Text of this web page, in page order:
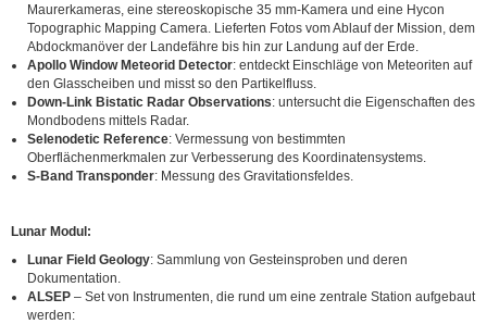
Maurerkameras, eine stereoskopische 35 mm-Kamera und eine Hycon
Topographic Mapping Camera. Lieferten Fotos vom Ablauf der Mission, dem
Abdockmanöver der Landefähre bis hin zur Landung auf der Erde.
Apollo Window Meteorid Detector: entdeckt Einschläge von Meteoriten auf
den Glasscheiben und misst so den Partikelfluss.
Down-Link Bistatic Radar Observations: untersucht die Eigenschaften des
Mondbodens mittels Radar.
Selenodetic Reference: Vermessung von bestimmten
Oberflächenmerkmalen zur Verbesserung des Koordinatensystems.
S-Band Transponder: Messung des Gravitationsfeldes.
Lunar Modul:
Lunar Field Geology: Sammlung von Gesteinsproben und deren
Dokumentation.
ALSEP – Set von Instrumenten, die rund um eine zentrale Station aufgebaut
werden: